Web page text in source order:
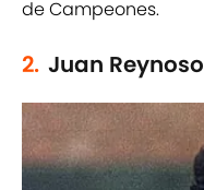
de Campeones.
2. Juan Reynoso